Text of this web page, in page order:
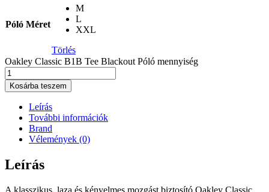
Póló Méret
M
L
XXL
Törlés
Oakley Classic B1B Tee Blackout Póló mennyiség
Kosárba teszem
Leírás
További információk
Brand
Vélemények (0)
Leírás
A klasszikus, laza és kényelmes mozgást biztosító Oakley Classic